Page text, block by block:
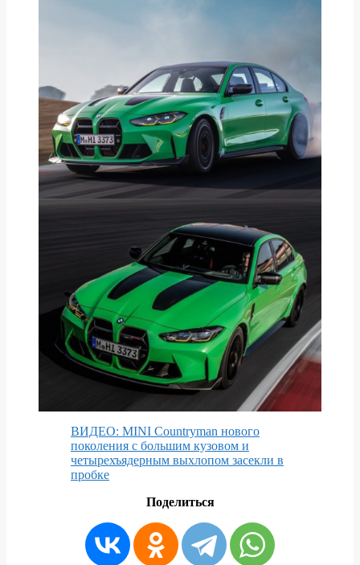
ВИДЕО: MINI Countryman нового
поколения с большим кузовом и
четырехъядерным выхлопом засекли в
пробке
Поделиться